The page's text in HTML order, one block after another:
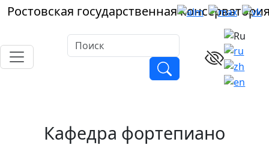
Ростовская государственная
Кафедра фортепиано